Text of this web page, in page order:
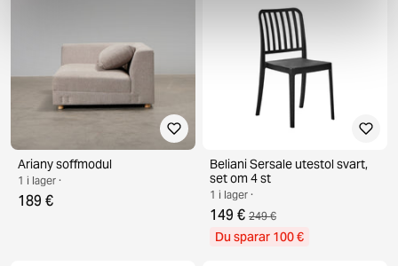
Ariany soffmodul
1 i lager ·
189 €
Beliani Sersale utestol svart,
set om 4 st
1 i lager ·
149 € 249 €
Du sparar 100 €